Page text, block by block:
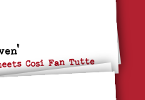
Cosi Fan Tutte